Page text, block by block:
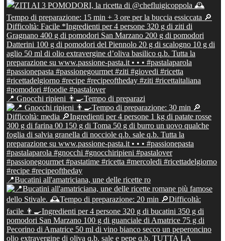
📍 Gnocchi ripieni 👨‍🍳Tempo di preparazi
📍Bucatini all'amatriciana, une delle ricette ro